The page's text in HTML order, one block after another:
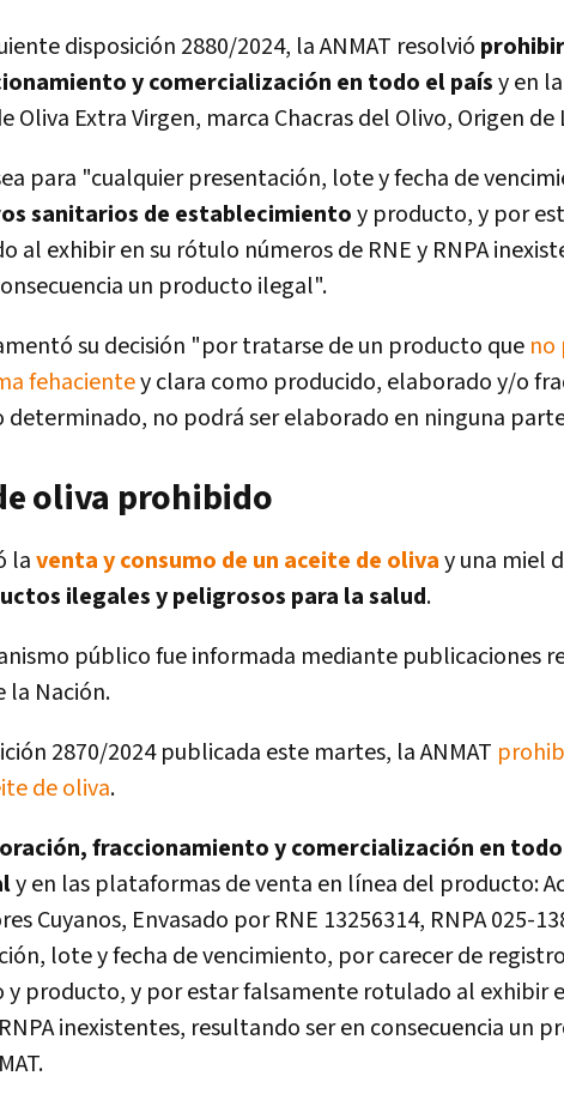
disposición 2880/2024, la ANMAT resolvió
y comercialización en todo el paísy en
Oliva Extra Virgen, marca Chacras del Olivo, Origen de
para "cualquier presentación, lote y fecha de
sanitarios de establecimientoy producto, y por
al exhibir en su rótulo números de RNE y RNPA
un producto ilegal".
su decisión "por tratarse de un producto que no
fehacientey clara como producido, elaborado y/o
no podrá ser elaborado en ninguna
oliva prohibido
laventa y consumo de un aceite de olivay una miel
ilegales y peligrosos para la salud.
público fue informada mediante publicaciones
la Nación.
2870/2024 publicada este martes, la ANMAT
de oliva.
fraccionamiento y comercialización en
y en las plataformas de venta en línea del producto:
Cuyanos, Envasado por RNE 13256314, RNPA 025-
lote y fecha de vencimiento, por carecer de
producto, y por estar falsamente rotulado al exhibir
inexistentes, resultando ser en consecuencia un